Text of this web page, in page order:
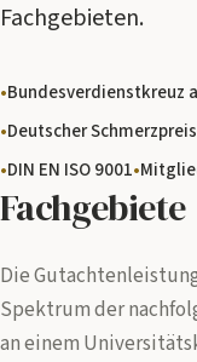
Fachgebieten.
Bundesverdienstkreuz
Deutscher
DIN EN ISO 9001
Fachgebiete
Die
Spektrum der
an einem